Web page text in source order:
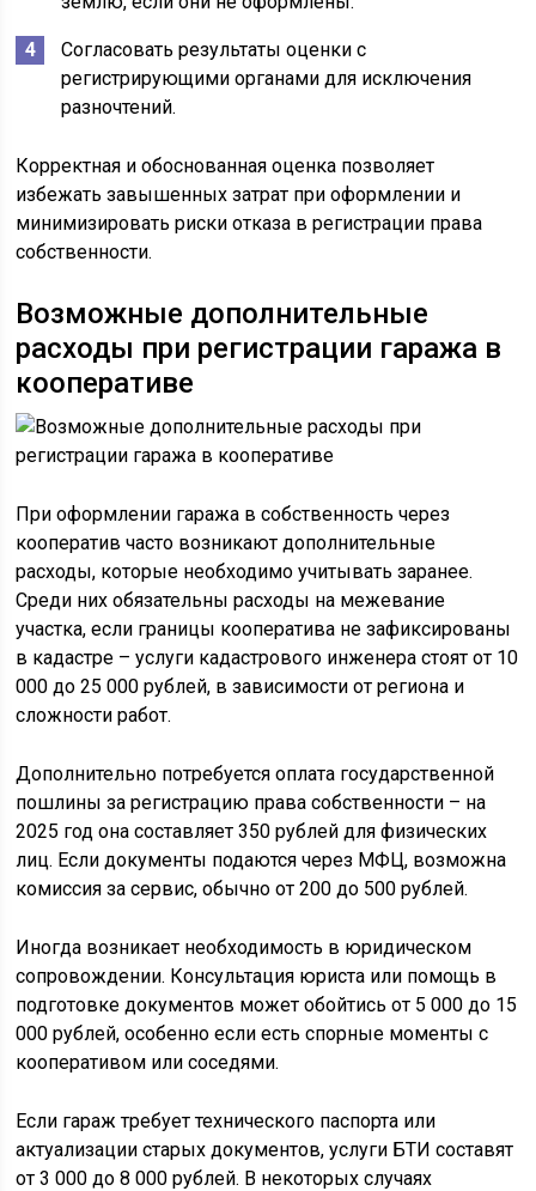
Согласовать результаты оценки с
регистрирующими органами для исключения
разночтений.
Корректная и обоснованная оценка позволяет
избежать завышенных затрат при оформлении и
минимизировать риски отказа в регистрации права
собственности.
Возможные дополнительные
расходы при регистрации гаража в
кооперативе
При оформлении гаража в собственность через
кооператив часто возникают дополнительные
расходы, которые необходимо учитывать заранее.
Среди них обязательны расходы на межевание
участка, если границы кооператива не зафиксированы
в кадастре – услуги кадастрового инженера стоят от 10
000 до 25 000 рублей, в зависимости от региона и
сложности работ.
Дополнительно потребуется оплата государственной
пошлины за регистрацию права собственности – на
2025 год она составляет 350 рублей для физических
лиц. Если документы подаются через МФЦ, возможна
комиссия за сервис, обычно от 200 до 500 рублей.
Иногда возникает необходимость в юридическом
сопровождении. Консультация юриста или помощь в
подготовке документов может обойтись от 5 000 до 15
000 рублей, особенно если есть спорные моменты с
кооперативом или соседями.
Если гараж требует технического паспорта или
актуализации старых документов, услуги БТИ составят
от 3 000 до 8 000 рублей. В некоторых случаях